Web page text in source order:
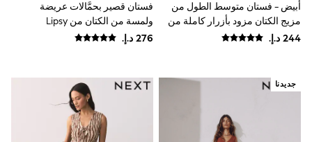
Mint Velvet
Monsoon
River Island
SCHOOWEAR
Shirts
Polo Shirts
Sweatshirts & Jumpers
أبيض - فستان متوسط الطول من
مزيج الكتان مزود بأزرار كاملة من
Lipsy
فستان قصير بحمَّالات عريضة
ولمسة من الكتان من Lipsy
جديدنا